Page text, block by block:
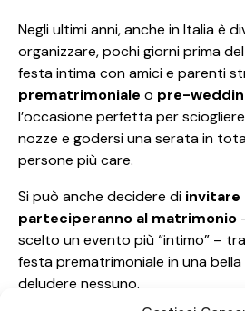
Negli ultimi anni, anche in Italia è
organizzare, pochi giorni prima
festa intima con amici e parenti
prematrimoniale o pre-
l’occasione perfetta per
nozze e godersi una serata in
persone più care.
Si può anche decidere di invitare
parteciperanno al matrimonio
scelto un evento più “intimo” –
festa prematrimoniale in una
deludere nessuno.